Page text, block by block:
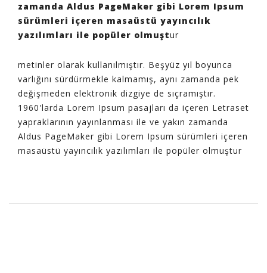
zamanda Aldus PageMaker gibi Lorem Ipsum
sürümleri içeren masaüstü yayıncılık
yazılımları ile popüler olmuştur
metinler olarak kullanılmıştır. Beşyüz yıl boyunca
varlığını sürdürmekle kalmamış, aynı zamanda pek
değişmeden elektronik dizgiye de sıçramıştır.
1960'larda Lorem Ipsum pasajları da içeren Letraset
yapraklarının yayınlanması ile ve yakın zamanda
Aldus PageMaker gibi Lorem Ipsum sürümleri içeren
masaüstü yayıncılık yazılımları ile popüler olmuştur